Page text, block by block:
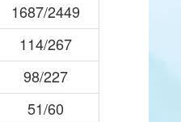
1687/2449
114/267
98/227
51/60